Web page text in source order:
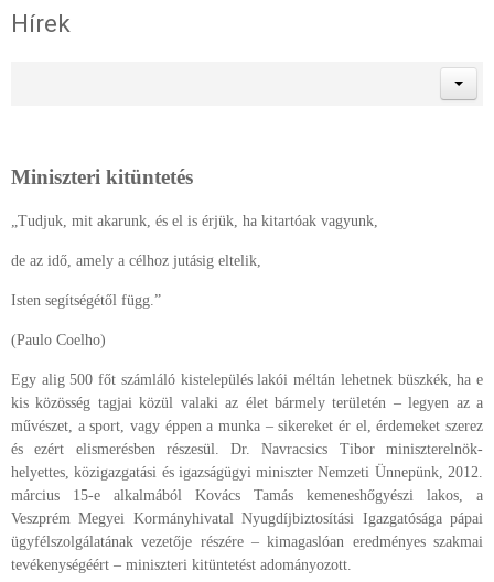
Hírek
Miniszteri kitüntetés
„Tudjuk, mit akarunk, és el is érjük, ha kitartóak vagyunk,
de az idő, amely a célhoz jutásig eltelik,
Isten segítségétől függ.”
(Paulo Coelho)
Egy alig 500 főt számláló kistelepülés lakói méltán lehetnek büszkék, ha e
kis közösség tagjai közül valaki az élet bármely területén – legyen az a
művészet, a sport, vagy éppen a munka – sikereket ér el, érdemeket szerez
és ezért elismerésben részesül. Dr. Navracsics Tibor miniszterelnök-
helyettes, közigazgatási és igazságügyi miniszter Nemzeti Ünnepünk, 2012.
március 15-e alkalmából Kovács Tamás kemeneshőgyészi lakos, a
Veszprém Megyei Kormányhivatal Nyugdíjbiztosítási Igazgatósága pápai
ügyfélszolgálatának vezetője részére – kimagaslóan eredményes szakmai
tevékenységéért – miniszteri kitüntetést adományozott.